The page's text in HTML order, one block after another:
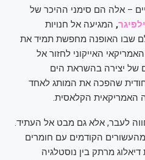
– אלה הם סימני ההיכר של
, המגיעה אל חנויות
שבו האופנה מחפשת תמיד את
האייקוני לחזור אל
של יצירה בהשראת הים
שהפכה את המותג לאחד
האמריקאית הקלאסית.
לעבר, אלא גם מבט אל העתיד.
הקודמים עם חומרים
דיאלוג מרתק בין נוסטלגיה